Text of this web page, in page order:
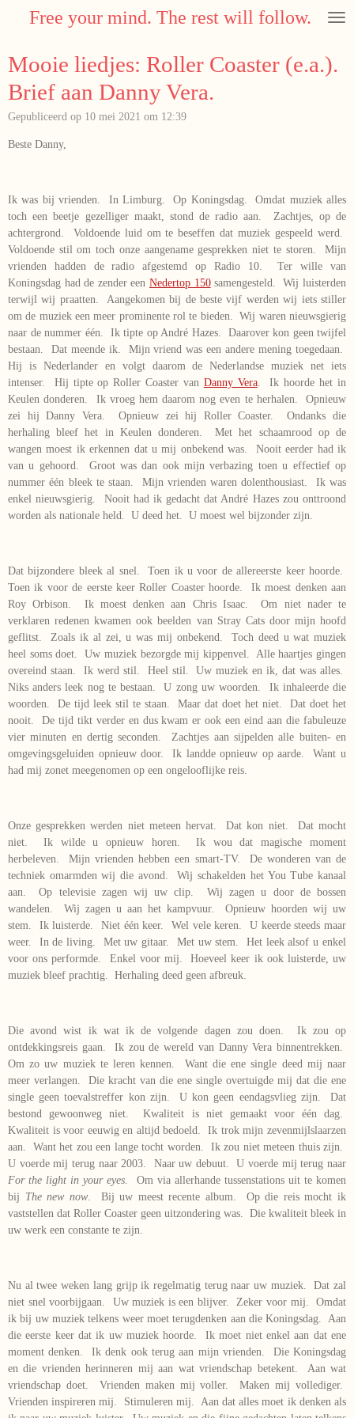
de
hoofdinhoud
Free your mind. The rest will follow.
Mooie liedjes: Roller Coaster (e.a.).
Brief aan Danny Vera.
Gepubliceerd op 10 mei 2021 om 12:39
Beste Danny,
Ik was bij vrienden. In Limburg. Op Koningsdag. Omdat muziek alles
toch een beetje gezelliger maakt, stond de radio aan. Zachtjes, op de
achtergrond. Voldoende luid om te beseffen dat muziek gespeeld werd.
Voldoende stil om toch onze aangename gesprekken niet te storen. Mijn
vrienden hadden de radio afgestemd op Radio 10. Ter wille van
Koningsdag had de zender een Nedertop 150samengesteld. Wij luisterden
terwijl wij praatten. Aangekomen bij de beste vijf werden wij iets stiller
om de muziek een meer prominente rol te bieden. Wij waren nieuwsgierig
naar de nummer één. Ik tipte op André Hazes. Daarover kon geen twijfel
bestaan. Dat meende ik. Mijn vriend was een andere mening toegedaan.
Hij is Nederlander en volgt daarom de Nederlandse muziek net iets
intenser. Hij tipte op Roller Coaster van Danny Vera. Ik hoorde het in
Keulen donderen. Ik vroeg hem daarom nog even te herhalen. Opnieuw
zei hij Danny Vera. Opnieuw zei hij Roller Coaster. Ondanks die
herhaling bleef het in Keulen donderen. Met het schaamrood op de
wangen moest ik erkennen dat u mij onbekend was. Nooit eerder had ik
van u gehoord. Groot was dan ook mijn verbazing toen u effectief op
nummer één bleek te staan. Mijn vrienden waren dolenthousiast. Ik was
enkel nieuwsgierig. Nooit had ik gedacht dat André Hazes zou onttroond
worden als nationale held. U deed het. U moest wel bijzonder zijn.
Dat bijzondere bleek al snel. Toen ik u voor de allereerste keer hoorde.
Toen ik voor de eerste keer Roller Coaster hoorde. Ik moest denken aan
Roy Orbison. Ik moest denken aan Chris Isaac. Om niet nader te
verklaren redenen kwamen ook beelden van Stray Cats door mijn hoofd
geflitst. Zoals ik al zei, u was mij onbekend. Toch deed u wat muziek
heel soms doet. Uw muziek bezorgde mij kippenvel. Alle haartjes gingen
overeind staan. Ik werd stil. Heel stil. Uw muziek en ik, dat was alles.
Niks anders leek nog te bestaan. U zong uw woorden. Ik inhaleerde die
woorden. De tijd leek stil te staan. Maar dat doet het niet. Dat doet het
nooit. De tijd tikt verder en dus kwam er ook een eind aan die fabuleuze
vier minuten en dertig seconden. Zachtjes aan sijpelden alle buiten- en
omgevingsgeluiden opnieuw door. Ik landde opnieuw op aarde. Want u
had mij zonet meegenomen op een ongelooflijke reis.
Onze gesprekken werden niet meteen hervat. Dat kon niet. Dat mocht
niet. Ik wilde u opnieuw horen. Ik wou dat magische moment
herbeleven. Mijn vrienden hebben een smart-TV. De wonderen van de
techniek omarmden wij die avond. Wij schakelden het You Tube kanaal
aan. Op televisie zagen wij uw clip. Wij zagen u door de bossen
wandelen. Wij zagen u aan het kampvuur. Opnieuw hoorden wij uw
stem. Ik luisterde. Niet één keer. Wel vele keren. U keerde steeds maar
weer. In de living. Met uw gitaar. Met uw stem. Het leek alsof u enkel
voor ons performde. Enkel voor mij. Hoeveel keer ik ook luisterde, uw
muziek bleef prachtig. Herhaling deed geen afbreuk.
Die avond wist ik wat ik de volgende dagen zou doen. Ik zou op
ontdekkingsreis gaan. Ik zou de wereld van Danny Vera binnentrekken.
Om zo uw muziek te leren kennen. Want die ene single deed mij naar
meer verlangen. Die kracht van die ene single overtuigde mij dat die ene
single geen toevalstreffer kon zijn. U kon geen eendagsvlieg zijn. Dat
bestond gewoonweg niet. Kwaliteit is niet gemaakt voor één dag.
Kwaliteit is voor eeuwig en altijd bedoeld. Ik trok mijn zevenmijlslaarzen
aan. Want het zou een lange tocht worden. Ik zou niet meteen thuis zijn.
U voerde mij terug naar 2003. Naar uw debuut. U voerde mij terug naar
For the light in your eyes . Om via allerhande tussenstations uit te komen
bij The new now. Bij uw meest recente album. Op die reis mocht ik
vaststellen dat Roller Coaster geen uitzondering was. Die kwaliteit bleek in
uw werk een constante te zijn.
Nu al twee weken lang grijp ik regelmatig terug naar uw muziek. Dat zal
niet snel voorbijgaan. Uw muziek is een blijver. Zeker voor mij. Omdat
ik bij uw muziek telkens weer moet terugdenken aan die Koningsdag. Aan
die eerste keer dat ik uw muziek hoorde. Ik moet niet enkel aan dat ene
moment denken. Ik denk ook terug aan mijn vrienden. Die Koningsdag
en die vrienden herinneren mij aan wat vriendschap betekent. Aan wat
vriendschap doet. Vrienden maken mij voller. Maken mij vollediger.
Vrienden inspireren mij. Stimuleren mij. Aan dat alles moet ik denken als